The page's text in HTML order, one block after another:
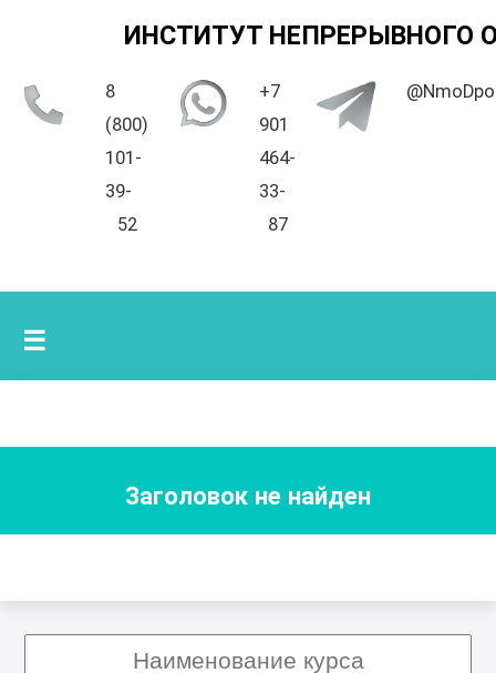
ИНСТИТУТ НЕПРЕРЫВНОГО
8
(800)
101-
39-
52
+7
901
464-
33-
87
☰
Заголовок не найден